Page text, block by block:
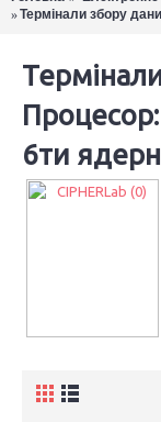
Термінали збору
6ти